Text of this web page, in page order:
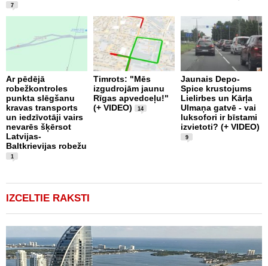
7
Ar pēdējā
robežkontroles
punkta slēgšanu
kravas transports
un iedzīvotāji vairs
nevarēs šķērsot
Latvijas-
Baltkrievijas robežu
1
Timrots: "Mēs
izgudrojām jaunu
Rīgas apvedceļu!"
(+ VIDEO)
14
Jaunais Depo-
Spice krustojums
Lielirbes un Kārļa
Ulmaņa gatvē - vai
luksofori ir bīstami
izvietoti? (+ VIDEO)
9
IZCELTIE RAKSTI